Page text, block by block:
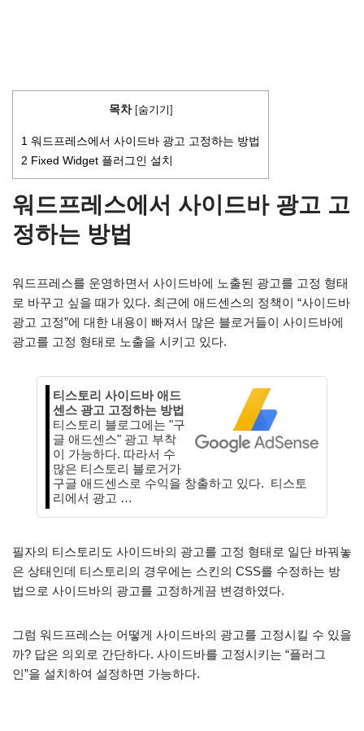
목차 [숨기기]
1 워드프레스에서 사이드바 광고 고정하는 방법
2 Fixed Widget 플러그인 설치
워드프레스에서 사이드바 광고 고
정하는 방법
워드프레스를 운영하면서 사이드바에 노출된 광고를 고정 형태
로 바꾸고 싶을 때가 있다. 최근에 애드센스의 정책이 “사이드바
광고 고정”에 대한 내용이 빠져서 많은 블로거들이 사이드바에
광고를 고정 형태로 노출을 시키고 있다.
티스토리 사이드바 애드
센스 광고 고정하는 방법
티스토리 블로그에는 "구
글 애드센스" 광고 부착
이 가능하다. 따라서 수
많은 티스토리 블로거가
구글 애드센스로 수익을 창출하고 있다. 티스토
리에서 광고 …
필자의 티스토리도 사이드바의 광고를 고정 형태로 일단 바꿔놓
은 상태인데 티스토리의 경우에는 스킨의 CSS를 수정하는 방
법으로 사이드바의 광고를 고정하게끔 변경하였다.
그럼 워드프레스는 어떻게 사이드바의 광고를 고정시킬 수 있을
까? 답은 의외로 간단하다. 사이드바를 고정시키는 “플러그
인”을 설치하여 설정하면 가능하다.